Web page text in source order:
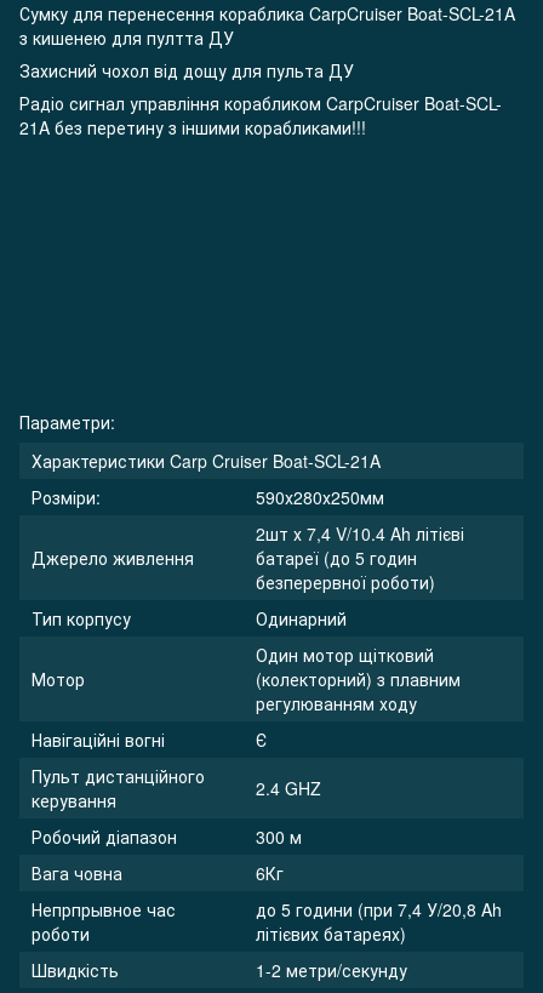
Сумку для перенесення кораблика CarpCruiser Boat-SCL-21A
з кишенею для пултта ДУ
Захисний чохол від дощу для пульта ДУ
Радіо сигнал управління корабликом CarpCruiser Boat-SCL-
21A без перетину з іншими корабликами!!!
Параметри:
Характеристики Carp Cruiser Boat-SCL-21A
Розміри:
590х280х250мм
Джерело живлення
2шт х 7,4 V/10.4 Ah літієві
батареї (до 5 годин
безперервної роботи)
Тип корпусу
Одинарний
Мотор
Один мотор щітковий
(колекторний) з плавним
регулюванням ходу
Навігаційні вогні
Є
Пульт дистанційного
керування
2.4 GHZ
Робочий діапазон
300 м
Вага човна
6Кг
Непрпрывное час
роботи
до 5 години (при 7,4 У/20,8 Ah
літієвих батареях)
Швидкість
1-2 метри/секунду